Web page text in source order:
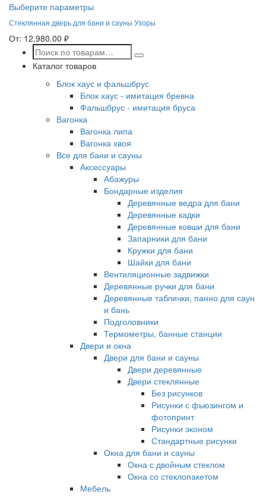
Выберите параметры
Стеклянная дверь для бани и сауны Узоры
От: 12,980.00 ₽
Каталог товаров
Блок хаус и фальшбрус
Блок хаус - имитация бревна
Фальшбрус - имитация бруса
Вагонка
Вагонка липа
Вагонка хвоя
Все для бани и сауны
Аксессуары
Абажуры
Бондарные изделия
Деревянные ведра для бани
Деревянные кадки
Деревянные ковши для бани
Запарники для бани
Кружки для бани
Шайки для бани
Вентиляционные задвижки
Деревянные ручки для бани
Деревянные таблички, панно для саун
и бань
Подголовники
Термометры, банные станции
Двери и окна
Двери для бани и сауны
Двери деревянные
Двери стеклянные
Без рисунков
Рисунки с фьюзингом и
фотопринт
Рисунки эконом
Стандартные рисунки
Окна для бани и сауны
Окна с двойным стеклом
Окна со стеклопакетом
Мебель